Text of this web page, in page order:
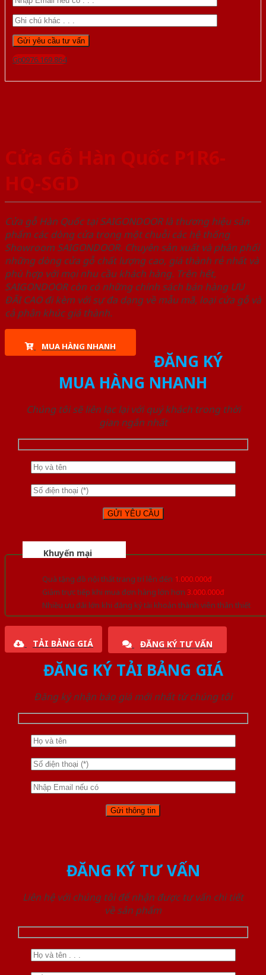
Gọi 0976.169.864
Cửa Gỗ Hàn Quốc P1R6-
HQ-SGD
Cửa gỗ Hàn Quốc tại SAIGONDOOR là thương hiệu sản
phẩm các dòng cửa trong một chuỗi các hệ thống
Showroom SAIGONDOOR. Chuyên sản xuất và phân phối
những dòng cửa gỗ chất lượng cao, giá thành rẻ nhất và
phù hợp với mọi nhu cầu khách hàng. Trên hết,
SAIGONDOOR còn có những chính sách bán hàng ƯU
ĐÃI CAO đi kèm với sự đa dạng về mẫu mã, loại cửa gỗ và
cả phân khúc giá thành.
MUA HÀNG NHANH
ĐĂNG KÝ
MUA HÀNG NHANH
Chúng tôi sẽ liên lạc lại với quý khách trong thời
gian ngắn nhất
Khuyến mại
Quà tặng đồ nội thất trang trí lên đến 1.000.000đ
Giảm trực tiếp khi mua đơn hàng lớn hơn 3.000.000đ
Nhiều ưu đãi lớn khi đăng ký tài khoản thành viên thân thiết
TẢI BẢNG GIÁ ĐĂNG KÝ TƯ VẤN
ĐĂNG KÝ TẢI BẢNG GIÁ
Đăng ký nhận báo giá mới nhất từ chúng tôi
ĐĂNG KÝ TƯ VẤN
Liên hệ với chúng tôi để nhận được tư vấn chi tiết
về sản phẩm